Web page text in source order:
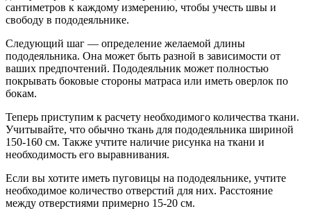
сантиметров к каждому измерению, чтобы учесть швы и
свободу в пододеяльнике.
Следующий шаг — определение желаемой длины
пододеяльника. Она может быть разной в зависимости от
ваших предпочтений. Пододеяльник может полностью
покрывать боковые стороны матраса или иметь оверлок по
бокам.
Теперь приступим к расчету необходимого количества ткани.
Учитывайте, что обычно ткань для пододеяльника шириной
150-160 см. Также учтите наличие рисунка на ткани и
необходимость его выравнивания.
Если вы хотите иметь пуговицы на пододеяльнике, учтите
необходимое количество отверстий для них. Расстояние
между отверстиями примерно 15-20 см.